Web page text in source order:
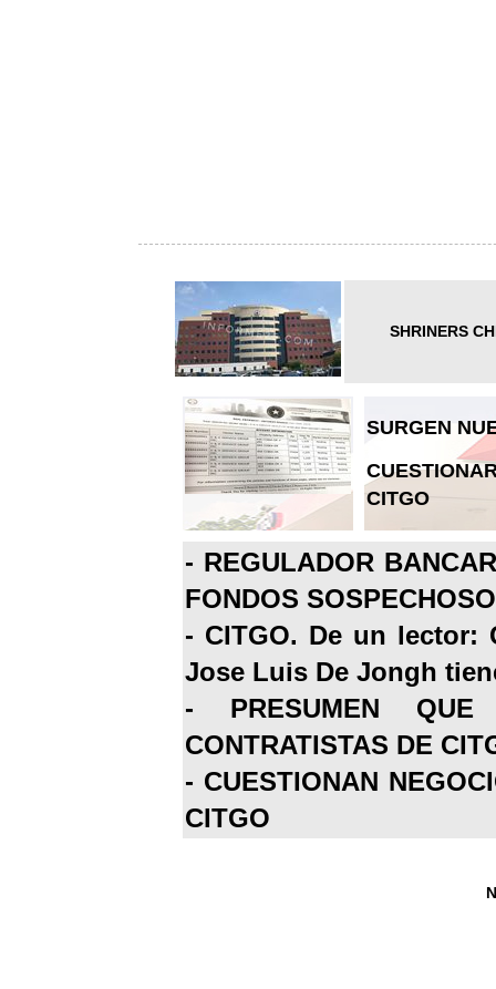
SHRINERS
SURGEN
CITGO
- REGULADOR
FONDOS
- CITGO. De un lector:
Jose Luis De Jongh
- PRESUMEN
CONTRATISTAS DE
- CUESTIONAN
CITGO